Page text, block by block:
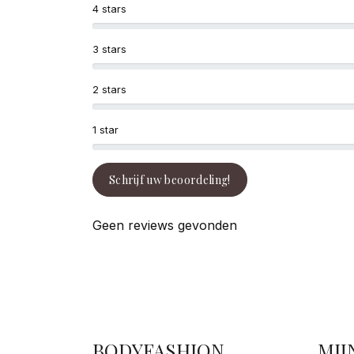
1 star
2 stars
3 stars
4 stars
Schrijf uw beoordeling!
Geen reviews gevonden